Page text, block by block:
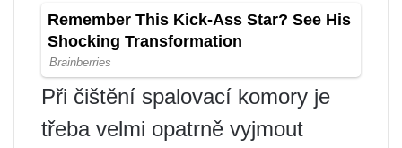
Při čištění spalovací komory je
třeba velmi opatrně vyjmout